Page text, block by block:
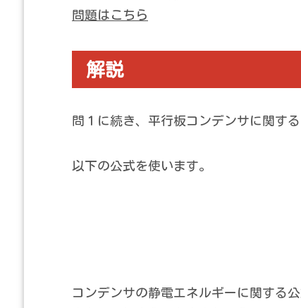
問題はこちら
解説
問１に続き、平行板コンデンサに関する
以下の公式を使います。
コンデンサの静電エネルギーに関する